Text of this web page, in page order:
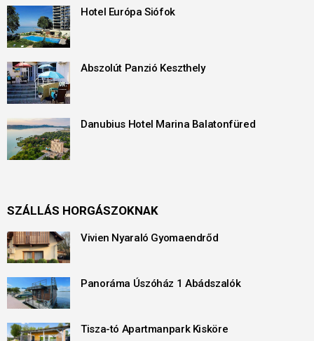
Hotel Európa Siófok
Abszolút Panzió Keszthely
Danubius Hotel Marina Balatonfüred
SZÁLLÁS HORGÁSZOKNAK
Vivien Nyaraló Gyomaendrőd
Panoráma Úszóház 1 Abádszalók
Tisza-tó Apartmanpark Kisköre